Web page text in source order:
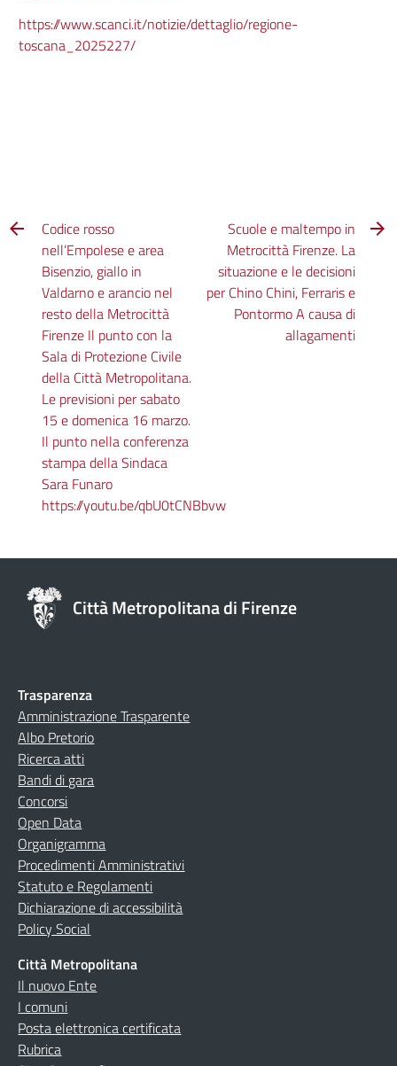
https://www.scanci.it/notizie/dettaglio/regione-
toscana_2025227/
Codice rosso
nell’Empolese e area
Bisenzio, giallo in
Valdarno e arancio nel
resto della Metrocittà
Firenze Il punto con la
Sala di Protezione Civile
della Città Metropolitana.
Le previsioni per sabato
15 e domenica 16 marzo.
Il punto nella conferenza
stampa della Sindaca
Sara Funaro
https://youtu.be/qbU0tCNBbvw
Scuole e maltempo in
Metrocittà Firenze. La
situazione e le decisioni
per Chino Chini, Ferraris e
Pontormo A causa di
allagamenti
Città Metropolitana di Firenze
Trasparenza
Amministrazione Trasparente
Albo Pretorio
Ricerca atti
Bandi di gara
Concorsi
Open Data
Organigramma
Procedimenti Amministrativi
Statuto e Regolamenti
Dichiarazione di accessibilità
Policy Social
Città Metropolitana
Il nuovo Ente
I comuni
Posta elettronica certificata
Rubrica